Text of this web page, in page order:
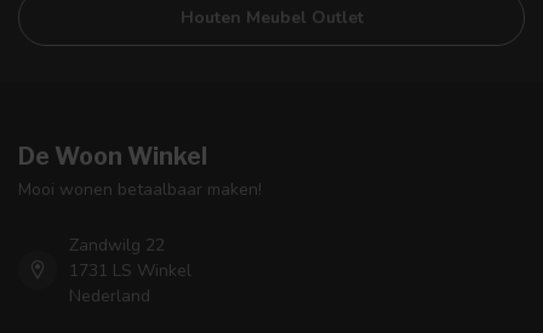
Houten Meubel Outlet
De Woon Winkel
Mooi wonen betaalbaar maken!
Zandwilg 22
1731 LS Winkel
Nederland